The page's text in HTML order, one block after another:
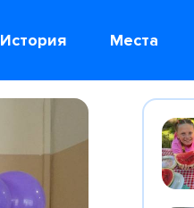
История Места